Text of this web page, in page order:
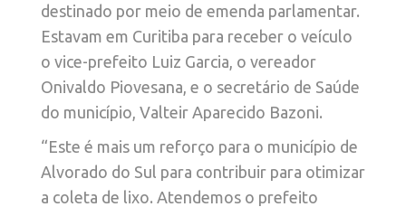
destinado por meio de emenda parlamentar.
Estavam em Curitiba para receber o veículo
o vice-prefeito Luiz Garcia, o vereador
Onivaldo Piovesana, e o secretário de Saúde
do município, Valteir Aparecido Bazoni.
“Este é mais um reforço para o município de
Alvorado do Sul para contribuir para otimizar
a coleta de lixo. Atendemos o prefeito